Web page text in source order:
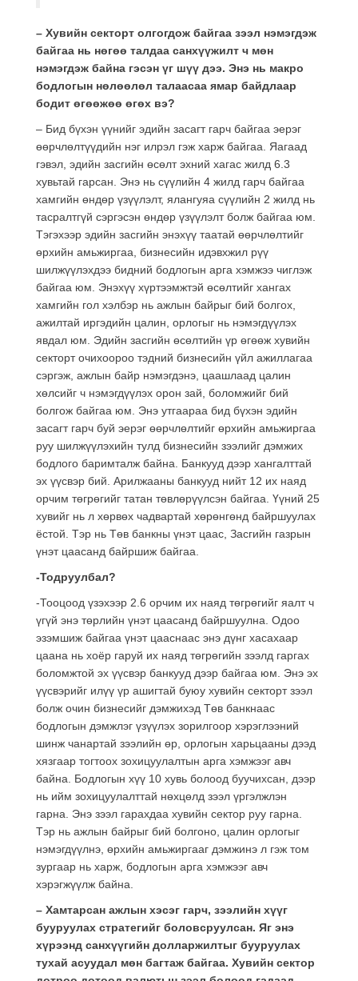
– Хувийн секторт олгогдож байгаа зээл нэмэгдэж
байгаа нь нөгөө талдаа санхүүжилт ч мөн
нэмэгдэж байна гэсэн үг шүү дээ. Энэ нь макро
бодлогын нөлөөлөл талаасаа ямар байдлаар
бодит өгөөжөө өгөх вэ?
– Бид бүхэн үүнийг эдийн засагт гарч байгаа эерэг
өөрчлөлтүүдийн нэг илрэл гэж харж байгаа. Яагаад
гэвэл, эдийн засгийн өсөлт эхний хагас жилд 6.3
хувьтай гарсан. Энэ нь сүүлийн 4 жилд гарч байгаа
хамгийн өндөр үзүүлэлт, ялангуяа сүүлийн 2 жилд нь
тасралтгүй сэргэсэн өндөр үзүүлэлт болж байгаа юм.
Тэгэхээр эдийн засгийн энэхүү таатай өөрчлөлтийг
өрхийн амьжиргаа, бизнесийн идэвхжил рүү
шилжүүлэхдээ бидний бодлогын арга хэмжээ чиглэж
байгаа юм. Энэхүү хүртээмжтэй өсөлтийг хангах
хамгийн гол хэлбэр нь ажлын байрыг бий болгох,
ажилтай иргэдийн цалин, орлогыг нь нэмэгдүүлэх
явдал юм. Эдийн засгийн өсөлтийн үр өгөөж хувийн
секторт очихоороо тэдний бизнесийн үйл ажиллагаа
сэргэж, ажлын байр нэмэгдэнэ, цаашлаад цалин
хөлсийг ч нэмэгдүүлэх орон зай, боломжийг бий
болгож байгаа юм. Энэ утгаараа бид бүхэн эдийн
засагт гарч буй эерэг өөрчлөлтийг өрхийн амьжиргаа
руу шилжүүлэхийн тулд бизнесийн зээлийг дэмжих
бодлого баримталж байна. Банкууд дээр хангалттай
эх үүсвэр бий. Арилжааны банкууд нийт 12 их наяд
орчим төгрөгийг татан төвлөрүүлсэн байгаа. Үүний 25
хувийг нь л хөрвөх чадвартай хөрөнгөнд байршуулах
ёстой. Тэр нь Төв банкны үнэт цаас, Засгийн газрын
үнэт цаасанд байршиж байгаа.
-Тодруулбал?
-Тооцоод үзэхээр 2.6 орчим их наяд төгрөгийг яалт ч
үгүй энэ төрлийн үнэт цаасанд байршуулна. Одоо
эзэмшиж байгаа үнэт цааснаас энэ дүнг хасахаар
цаана нь хоёр гаруй их наяд төгрөгийн зээлд гаргах
боломжтой эх үүсвэр банкууд дээр байгаа юм. Энэ эх
үүсвэрийг илүү үр ашигтай буюу хувийн секторт зээл
болж очин бизнесийг дэмжихэд Төв банкнаас
бодлогын дэмжлэг үзүүлэх зорилгоор хэрэглээний
шинж чанартай зээлийн өр, орлогын харьцааны дээд
хязгаар тогтоох зохицуулалтын арга хэмжээг авч
байна. Бодлогын хүү 10 хувь болоод буучихсан, дээр
нь ийм зохицуулалттай нөхцөлд зээл үргэлжлэн
гарна. Энэ зээл гарахдаа хувийн сектор руу гарна.
Тэр нь ажлын байрыг бий болгоно, цалин орлогыг
нэмэгдүүлнэ, өрхийн амьжиргааг дэмжинэ л гэж том
зургаар нь харж, бодлогын арга хэмжээг авч
хэрэгжүүлж байна.
– Хамтарсан ажлын хэсэг гарч, зээлийн хүүг
бууруулах стратегийг боловсруулсан. Яг энэ
хүрээнд санхүүгийн долларжилтыг бууруулах
тухай асуудал мөн багтаж байгаа. Хувийн сектор